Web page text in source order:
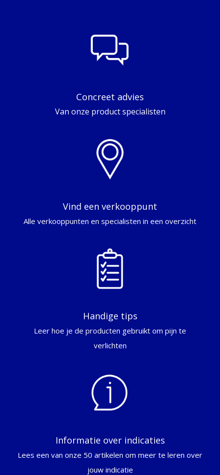
Concreet advies
Van onze product specialisten
Vind een verkooppunt
Alle verkooppunten en specialisten in een overzicht
Handige tips
Leer hoe je de producten gebruikt om pijn te
verlichten
Informatie over indicaties
Lees een van onze 50 artikelen om meer te leren over
jouw indicatie